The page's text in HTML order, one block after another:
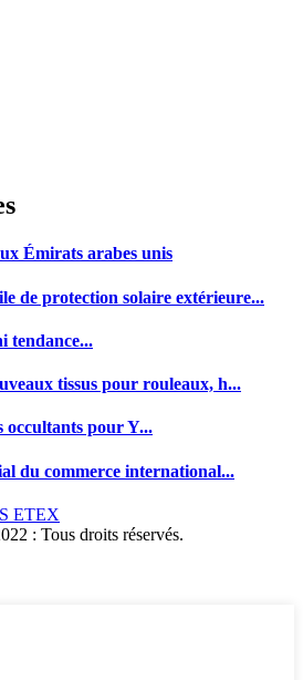
Émirats arabes unis
de protection solaire extérieure...
tendance...
tissus pour rouleaux, h...
occultants pour Y...
du commerce international...
: Tous droits réservés.